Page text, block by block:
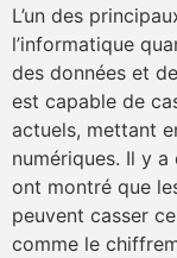
L’un des
l’informatique
des données et
est capable de
actuels, mettant
numériques. Il y
ont montré que
peuvent casser
comme le